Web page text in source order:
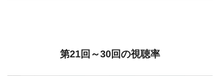
第21回～30回の視聴率